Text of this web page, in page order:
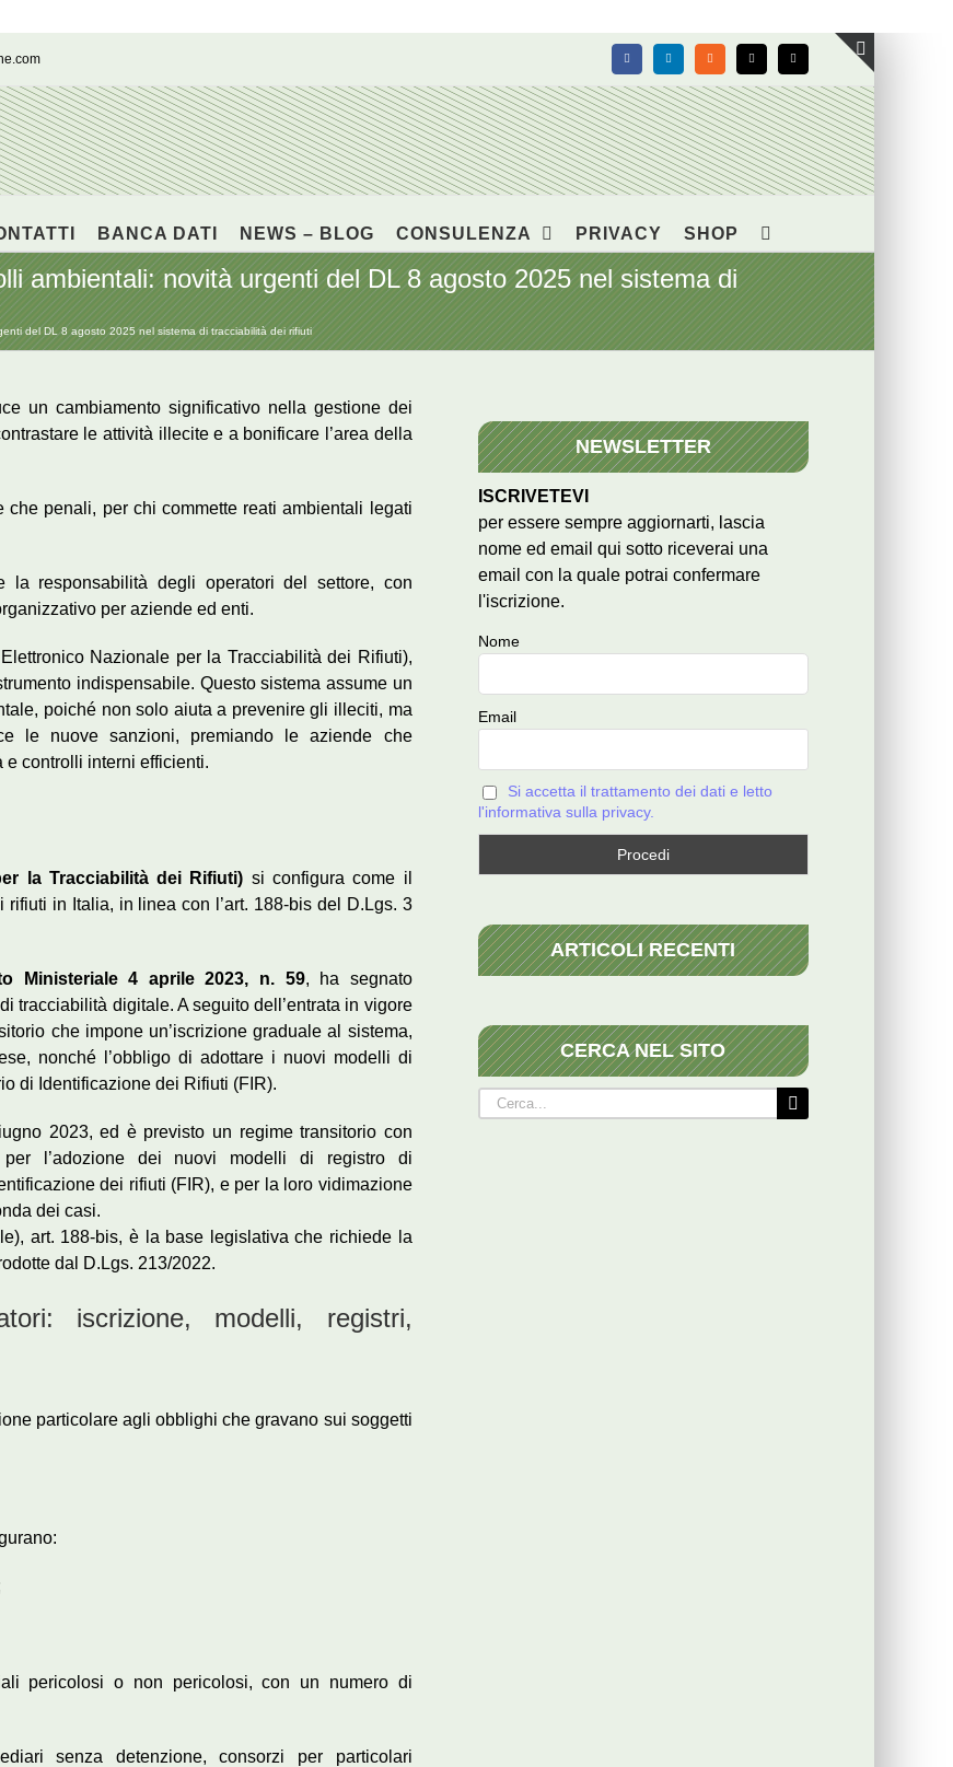
FacebookLinkedIn Rss X Email
BANCA DATI NEWS – BLOG CONSULENZA PRIVACY SHOP
ambientali: novità urgenti del DL 8 agosto 2025 nel sistema di
del DL 8 agosto 2025 nel sistema di tracciabilità dei rifiuti
un cambiamento significativo nella gestione dei
le attività illecite e a bonificare l’area della
che penali, per chi commette reati ambientali legati
responsabilità degli operatori del settore, con
per aziende ed enti.
Nazionale per la Tracciabilità dei Rifiuti),
indispensabile. Questo sistema assume un
poiché non solo aiuta a prevenire gli illeciti, ma
le nuove sanzioni, premiando le aziende che
e controlli interni efficienti.
la Tracciabilità dei Rifiuti) si configura come il
in Italia, in linea con l’art. 188-bis del D.Lgs. 3
Ministeriale 4 aprile 2023, n. 59, ha segnato
tracciabilità digitale. A seguito dell’entrata in vigore
che impone un’iscrizione graduale al sistema,
nonché l’obbligo di adottare i nuovi modelli di
di Identificazione dei Rifiuti (FIR).
2023, ed è previsto un regime transitorio con
per l’adozione dei nuovi modelli di registro di
dei rifiuti (FIR), e per la loro vidimazione
dei casi.
art. 188‑bis, è la base legislativa che richiede la
dal D.Lgs. 213/2022.
iscrizione, modelli, registri,
particolare agli obblighi che gravano sui soggetti
pericolosi o non pericolosi, con un numero di
senza detenzione, consorzi per particolari
NEWSLETTER
ISCRIVETEVI
per essere sempre aggiornarti, lascia
nome ed email qui sotto riceverai una
email con la quale potrai confermare
l'iscrizione.
Nome
Email
Si accetta il trattamento dei dati e letto
l'informativa sulla privacy.
ARTICOLI RECENTI
CERCA NEL SITO
Cerca
per:
Toggle
area
barra
scorrevole